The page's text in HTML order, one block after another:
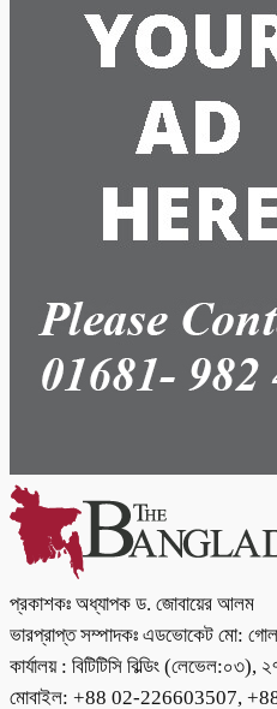
প্রকাশকঃ অধ্যাপক ড. জোবায়ের আলম
ভারপ্রাপ্ত সম্পাদকঃ এডভোকেট মো:
কার্যালয় : বিটিটিসি বিল্ডিং
মোবাইল: +88 02-226603507,